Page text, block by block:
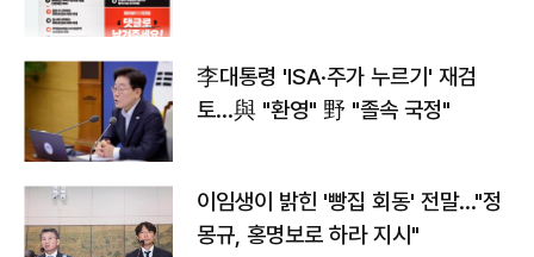
李대통령 'ISA·주가 누르기' 재검
토…與 "환영" 野 "졸속 국정"
이임생이 밝힌 '빵집 회동' 전말…"정
몽규, 홍명보로 하라 지시"